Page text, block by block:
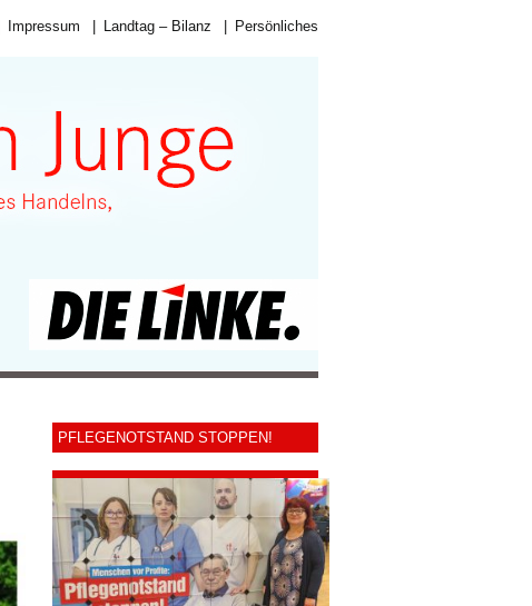
Impressum Landtag – Bilanz Persönliches
PFLEGENOTSTAND STOPPEN!